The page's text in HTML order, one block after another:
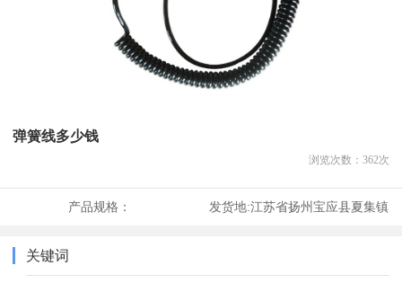
弹簧线多少钱
浏览次数： 362次
产品规格： 发货地:江苏省扬州宝应县夏集镇
关键词